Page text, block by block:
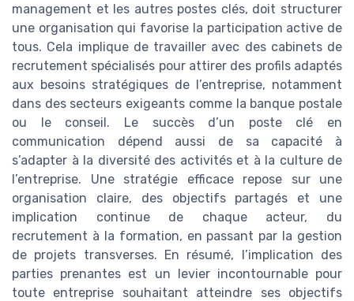
management et les autres postes clés, doit structurer
une organisation qui favorise la participation active de
tous. Cela implique de travailler avec des cabinets de
recrutement spécialisés pour attirer des profils adaptés
aux besoins stratégiques de l’entreprise, notamment
dans des secteurs exigeants comme la banque postale
ou le conseil. Le succès d’un poste clé en
communication dépend aussi de sa capacité à
s’adapter à la diversité des activités et à la culture de
l’entreprise. Une stratégie efficace repose sur une
organisation claire, des objectifs partagés et une
implication continue de chaque acteur, du
recrutement à la formation, en passant par la gestion
de projets transverses. En résumé, l’implication des
parties prenantes est un levier incontournable pour
toute entreprise souhaitant atteindre ses objectifs